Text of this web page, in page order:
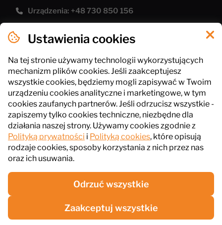
Ustawienia cookies
Na tej stronie używamy technologii wykorzystujących
mechanizm plików cookies. Jeśli zaakceptujesz
wszystkie cookies, będziemy mogli zapisywać w Twoim
urządzeniu cookies analityczne i marketingowe, w tym
cookies zaufanych partnerów. Jeśli odrzucisz wszystkie -
zapiszemy tylko cookies techniczne, niezbędne dla
działania naszej strony. Używamy cookies zgodnie z
Polityką prywatności i Polityką cookies, które opisują
rodzaje cookies, sposoby korzystania z nich przez nas
oraz ich usuwania.
Odrzuć wszystkie
Zaakceptuj wszystkie
Urządzenia: +48 730 850 156
Polityka prywatności
Pliki cookies
Regulamin sklepu
InPlus Gastro
ul. Słowackiego 41, 43-211 Piasek
NIP: 6461016485
© InPlus Gastro 2026. Wszelkie prawa zastrzeżone.